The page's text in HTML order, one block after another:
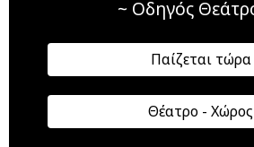
~ Οδηγός
Παίζεται τώρα
Θέατρο - Χώρος